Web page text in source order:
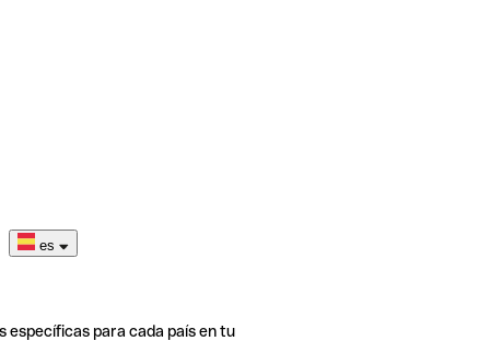
es
específicas para cada país en tu